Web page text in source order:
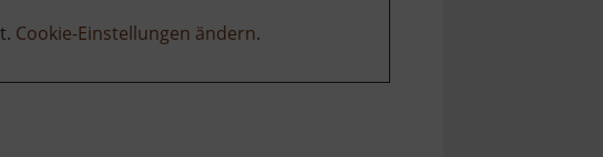
Cookie-Einstellungen ändern.